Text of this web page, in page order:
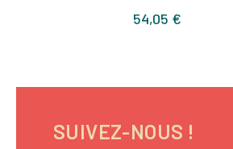
54,05 €
SUIVEZ-NOUS !